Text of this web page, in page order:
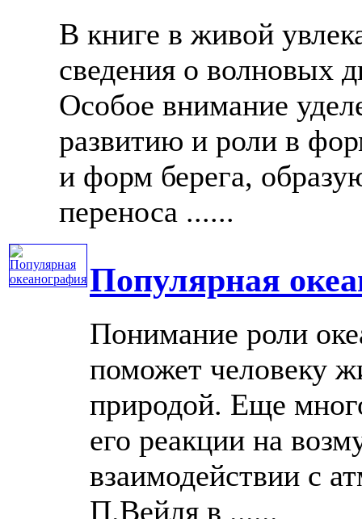
В книге в живой
сведения о волновых
Особое внимание
развитию и роли в
и форм берега,
переноса ......
Популярная
Понимание роли
поможет человеку
природой. Еще
его реакции на
взаимодействии с
П.Вейля в ......